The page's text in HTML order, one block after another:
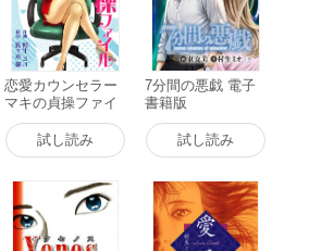
恋愛カウンセラー
マキの貞操ファイ
ル ファイル1 電子
書籍版試し読み
7分間の悪戯 電子
書籍版
試し読み